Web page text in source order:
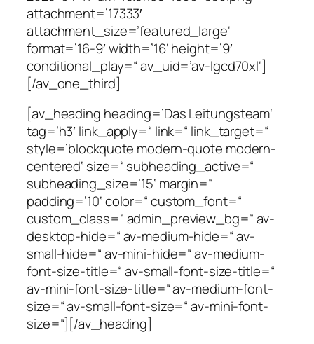
attachment=’17333′
attachment_size=’featured_large‘
format=’16-9′ width=’16‘ height=’9′
conditional_play=“ av_uid=’av-lgcd70xl‘]
[/av_one_third]
[av_heading heading=’Das Leitungsteam‘
tag=’h3′ link_apply=“ link=“ link_target=“
style=’blockquote modern-quote modern-
centered‘ size=“ subheading_active=“
subheading_size=’15‘ margin=“
padding=’10‘ color=“ custom_font=“
custom_class=“ admin_preview_bg=“ av-
desktop-hide=“ av-medium-hide=“ av-
small-hide=“ av-mini-hide=“ av-medium-
font-size-title=“ av-small-font-size-title=“
av-mini-font-size-title=“ av-medium-font-
size=“ av-small-font-size=“ av-mini-font-
size=“][/av_heading]